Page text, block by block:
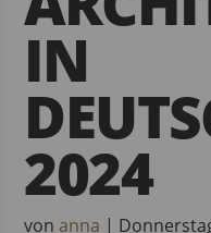
IN
2024
von anna |